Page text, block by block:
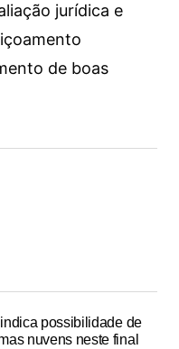
jurídica e
de boas
possibilidade de
nuvens neste final